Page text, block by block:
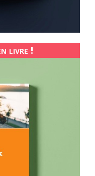
livre !